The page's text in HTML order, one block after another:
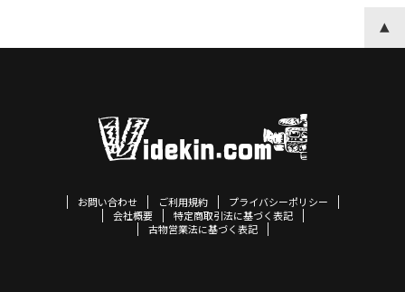
お問い合わせ ご利用規約
プライバシーポリシー
会社概要
特定商取引法に基づく表記
古物営業法に基づく表記